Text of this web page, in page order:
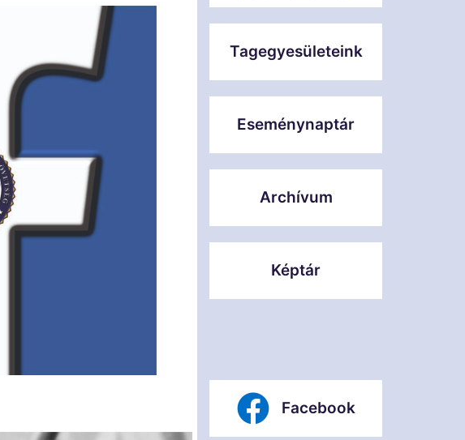
Tagegyesületeink
Eseménynaptár
Archívum
Képtár
Facebook